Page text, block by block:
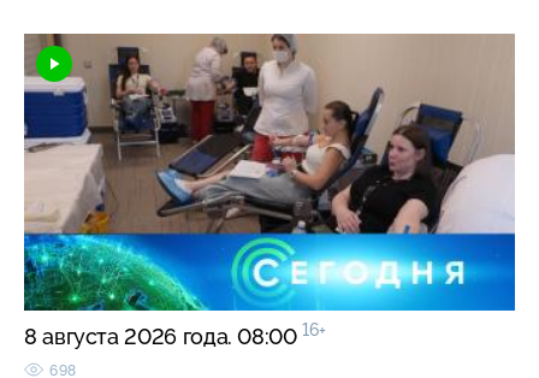
8 августа 2026 года. 08:00 16+
698